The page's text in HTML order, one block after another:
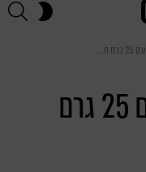
SKIN
יטבתה PRO WHEY עם 25 גרם